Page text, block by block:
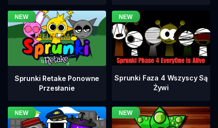
Sprunki Retake Ponowne
Przesłanie
Sprunki Faza 4 Wszyscy Są
Żywi